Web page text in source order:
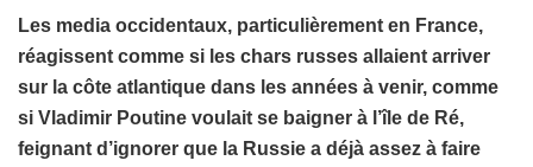
Les media occidentaux, particulièrement en France,
réagissent comme si les chars russes allaient arriver
sur la côte atlantique dans les années à venir, comme
si Vladimir Poutine voulait se baigner à l’île de Ré,
feignant d’ignorer que la Russie a déjà assez à faire